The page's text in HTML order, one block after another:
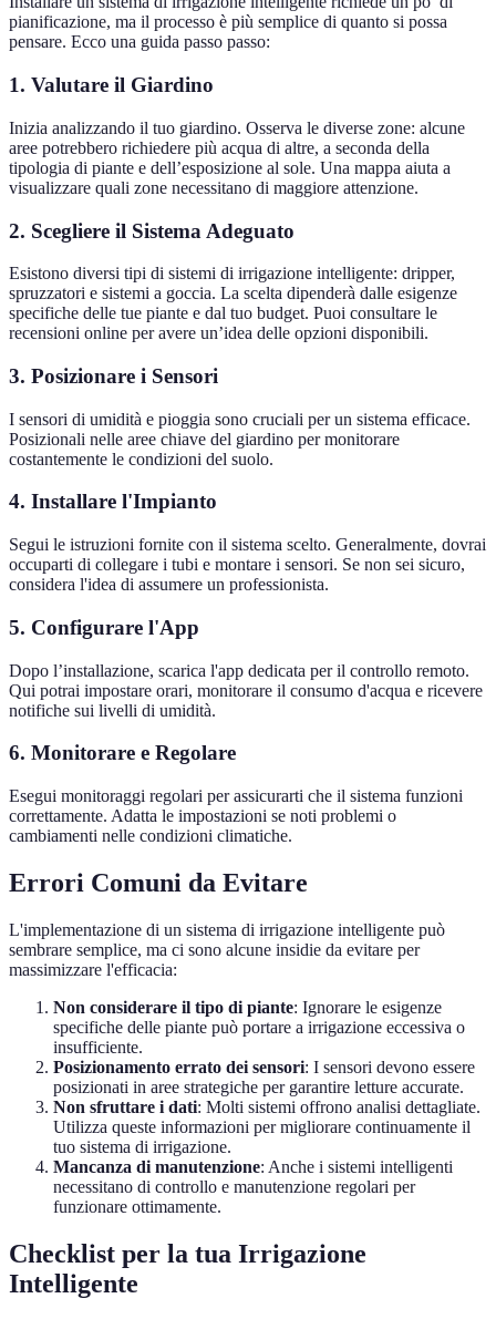
pianificazione, ma il processo è più semplice di quanto si possa
pensare. Ecco una guida passo passo:
1. Valutare il Giardino
Inizia analizzando il tuo giardino. Osserva le diverse zone: alcune
aree potrebbero richiedere più acqua di altre, a seconda della
tipologia di piante e dell’esposizione al sole. Una mappa aiuta a
visualizzare quali zone necessitano di maggiore attenzione.
2. Scegliere il Sistema Adeguato
Esistono diversi tipi di sistemi di irrigazione intelligente: dripper,
spruzzatori e sistemi a goccia. La scelta dipenderà dalle esigenze
specifiche delle tue piante e dal tuo budget. Puoi consultare le
recensioni online per avere un’idea delle opzioni disponibili.
3. Posizionare i Sensori
I sensori di umidità e pioggia sono cruciali per un sistema efficace.
Posizionali nelle aree chiave del giardino per monitorare
costantemente le condizioni del suolo.
4. Installare l'Impianto
Segui le istruzioni fornite con il sistema scelto. Generalmente, dovrai
occuparti di collegare i tubi e montare i sensori. Se non sei sicuro,
considera l'idea di assumere un professionista.
5. Configurare l'App
Dopo l’installazione, scarica l'app dedicata per il controllo remoto.
Qui potrai impostare orari, monitorare il consumo d'acqua e ricevere
notifiche sui livelli di umidità.
6. Monitorare e Regolare
Esegui monitoraggi regolari per assicurarti che il sistema funzioni
correttamente. Adatta le impostazioni se noti problemi o
cambiamenti nelle condizioni climatiche.
Errori Comuni da Evitare
L'implementazione di un sistema di irrigazione intelligente può
sembrare semplice, ma ci sono alcune insidie da evitare per
massimizzare l'efficacia:
Non considerare il tipo di piante: Ignorare le esigenze
specifiche delle piante può portare a irrigazione eccessiva o
insufficiente.
Posizionamento errato dei sensori: I sensori devono essere
posizionati in aree strategiche per garantire letture accurate.
Non sfruttare i dati: Molti sistemi offrono analisi dettagliate.
Utilizza queste informazioni per migliorare continuamente il
tuo sistema di irrigazione.
Mancanza di manutenzione: Anche i sistemi intelligenti
necessitano di controllo e manutenzione regolari per
funzionare ottimamente.
Checklist per la tua Irrigazione
Intelligente